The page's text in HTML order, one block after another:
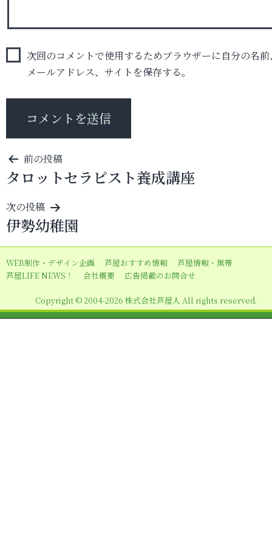
次回のコメントで使用するためブラウザーに自分の名前
メールアドレス、サイトを保存する。
投
稿
ナ
ビ
ゲ
ー
シ
ン
前の投稿
タロットセラピスト養成講座
次の投稿
伊勢幼稚園
WEB制作・デザイン企画 芦屋おすすめ情報
芦屋情報・黒帯
芦屋LIFE NEWS！
会社概要 広告掲載のお問合せ
Copyright © 2004-2026 株式会社芦屋人 All rights reserved.